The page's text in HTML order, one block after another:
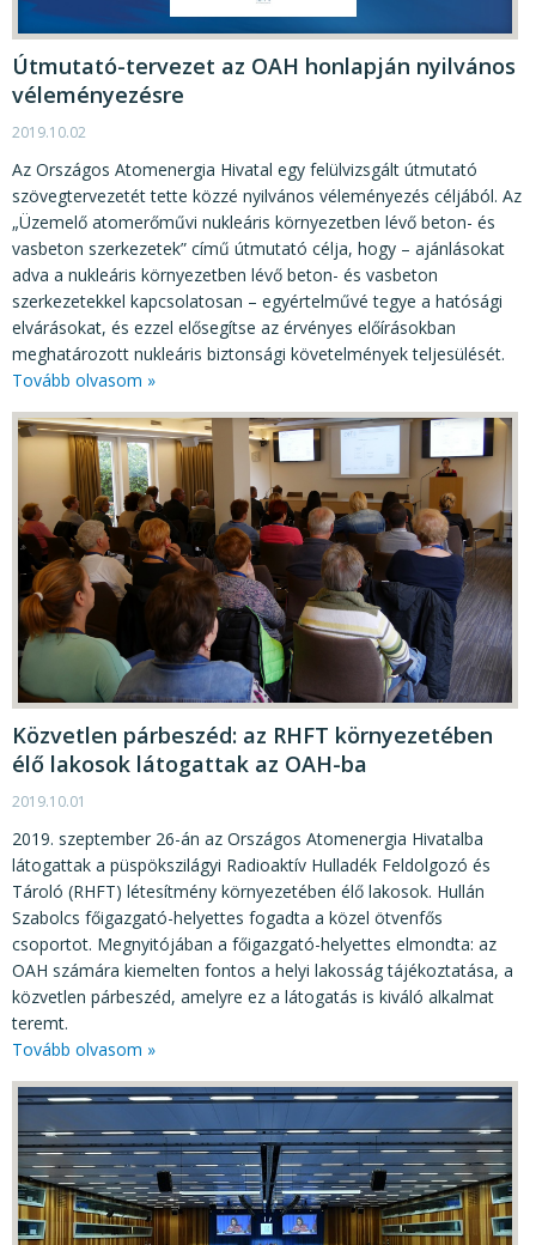
Útmutató-tervezet az OAH honlapján nyilvános
véleményezésre
2019.10.02
Az Országos Atomenergia Hivatal egy felülvizsgált útmutató
szövegtervezetét tette közzé nyilvános véleményezés céljából. Az
„Üzemelő atomerőművi nukleáris környezetben lévő beton- és
vasbeton szerkezetek” című útmutató célja, hogy – ajánlásokat
adva a nukleáris környezetben lévő beton- és vasbeton
szerkezetekkel kapcsolatosan – egyértelművé tegye a hatósági
elvárásokat, és ezzel elősegítse az érvényes előírásokban
meghatározott nukleáris biztonsági követelmények teljesülését.
Tovább olvasom »
Közvetlen párbeszéd: az RHFT környezetében
élő lakosok látogattak az OAH-ba
2019.10.01
2019. szeptember 26-án az Országos Atomenergia Hivatalba
látogattak a püspökszilágyi Radioaktív Hulladék Feldolgozó és
Tároló (RHFT) létesítmény környezetében élő lakosok. Hullán
Szabolcs főigazgató-helyettes fogadta a közel ötvenfős
csoportot. Megnyitójában a főigazgató-helyettes elmondta: az
OAH számára kiemelten fontos a helyi lakosság tájékoztatása, a
közvetlen párbeszéd, amelyre ez a látogatás is kiváló alkalmat
teremt.
Tovább olvasom »